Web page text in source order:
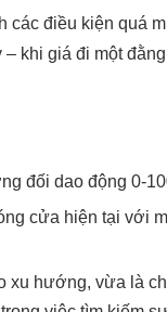
các điều kiện quá
khi giá đi một
đối dao động 0-
cửa hiện tại với
xu hướng, vừa là